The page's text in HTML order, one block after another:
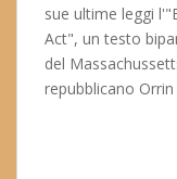
sue ultime leggi
Act", un testo
del
repubblicano